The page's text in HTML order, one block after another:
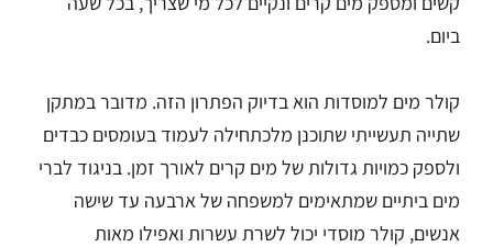
ביום.
קולר מים למוסדות הוא בדיוק הפתרון הזה. מדובר במתקן
שתייה תעשייתי שתוכנן מלכתחילה לעמוד בעומסים כבדים
ולספק כמויות גדולות של מים קרים לאורך זמן. בניגוד לברי
מים ביתיים שמתאימים למשפחה של ארבעה עד שישה
אנשים, קולר מוסדי יכול לשרת עשרות ואפילו מאות